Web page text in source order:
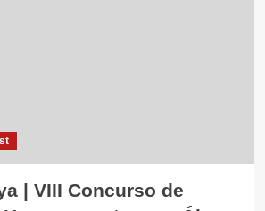
| VIII Concurso de